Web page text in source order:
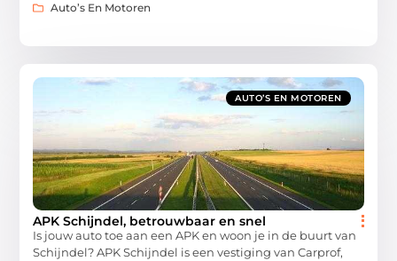
Auto’s En Motoren
AUTO’S EN MOTOREN
APK Schijndel, betrouwbaar en snel
Is jouw auto toe aan een APK en woon je in de buurt van
Schijndel? APK Schijndel is een vestiging van Carprof,